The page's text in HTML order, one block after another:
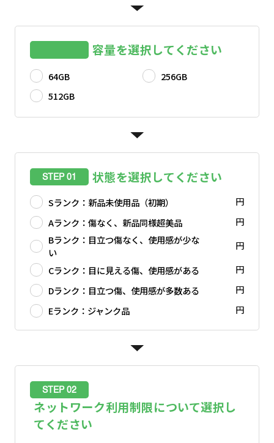
容量を選択してください
64GB
256GB
512GB
STEP 01 状態を選択してください
Sランク：新品未使用品（初期）
円
Aランク：傷なく、新品同様超美品
円
Bランク：目立つ傷なく、使用感が少な
い
円
Cランク：目に見える傷、使用感がある
円
Dランク：目立つ傷、使用感が多数ある
円
Eランク：ジャンク品
円
STEP 02
ネットワーク利用制限について選択し
てください